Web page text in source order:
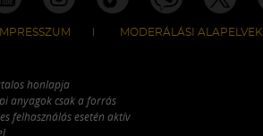
IMPRESSZUM MODERÁLÁSI ALAPELVEK
honlapja
anyagok csak a forrás
felhasználás esetén aktív